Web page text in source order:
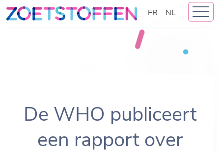
Skip
to
content
FR NL
De WHO publiceert
een rapport over